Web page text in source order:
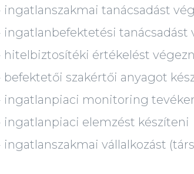
tanácsadást
tanácsadást
értékelést
szakértői anyagot
monitoring
elemzést készíteni
vállalkozást